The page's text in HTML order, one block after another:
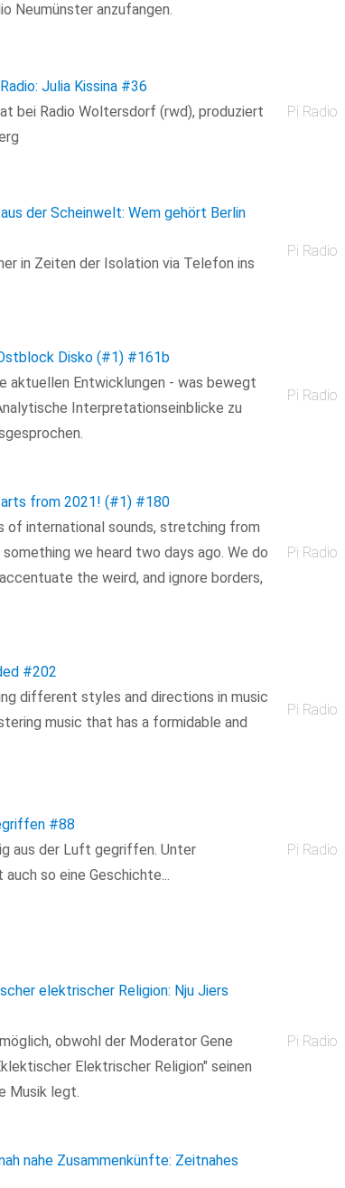
Neumünster anzufangen.
Julia Kissina #36
bei Radio Woltersdorf (rwd), produziert
Pi Radio
der Scheinwelt: Wem gehört Berlin
in Zeiten der Isolation via Telefon ins
Pi Radio
Disko (#1) #161b
aktuellen Entwicklungen - was bewegt
Interpretationseinblicke zu
Pi Radio
from 2021! (#1) #180
of international sounds, stretching from
we heard two days ago. We do
the weird, and ignore borders,
Pi Radio
#202
different styles and directions in music
music that has a formidable and
Pi Radio
#88
aus der Luft gegriffen. Unter
so eine Geschichte...
Pi Radio
elektrischer Religion: Nju Jiers
obwohl der Moderator Gene
Elektrischer Religion" seinen
Musik legt.
Pi Radio
nahe Zusammenkünfte: Zeitnahes